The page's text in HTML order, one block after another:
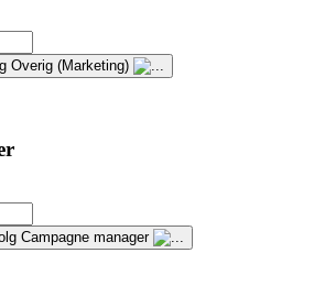
Overig (Marketing)
Campagne manager